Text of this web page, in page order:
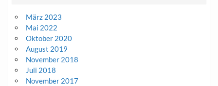
März 2023
Mai 2022
Oktober 2020
August 2019
November 2018
Juli 2018
November 2017